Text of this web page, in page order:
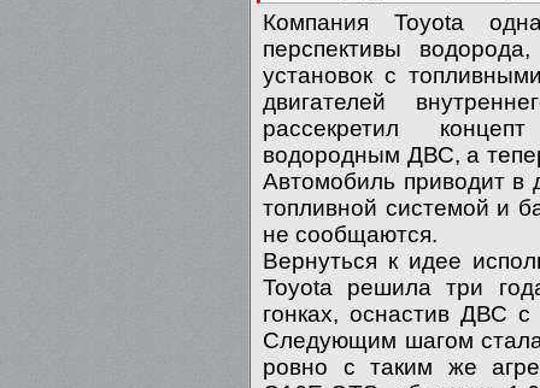
Компания Toyota
перспективы
установок с
двигателей
рассекретил
водородным ДВС, а
Автомобиль приводит в
топливной системой и
не сообщаются.
Вернуться к идее
Toyota решила три
гонках, оснастив ДВС
Следующим шагом стала
ровно с таким же